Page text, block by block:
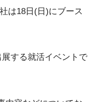
は18日(日)にブース
する就活イベントで